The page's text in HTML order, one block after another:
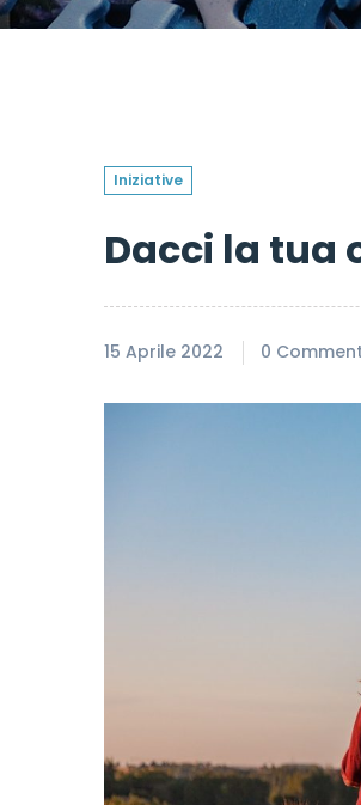
Iniziative
Dacci la tua
15 Aprile 2022 0